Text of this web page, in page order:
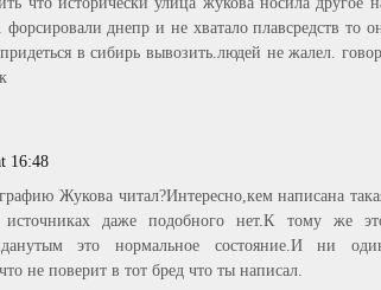
днепр и не хватало плавсредств то
в сибирь вывозить.людей не жалел.
16:48
Жукова читал?Интересно,кем написана
источниках даже подобного нет.К тому же
это нормальное состояние.И ни
не поверит в тот бред что ты написал.